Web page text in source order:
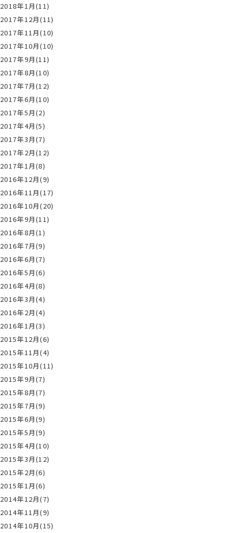
2018年1月(11)
2017年12月(11)
2017年11月(10)
2017年10月(10)
2017年9月(11)
2017年8月(10)
2017年7月(12)
2017年6月(10)
2017年5月(2)
2017年4月(5)
2017年3月(7)
2017年2月(12)
2017年1月(8)
2016年12月(9)
2016年11月(17)
2016年10月(20)
2016年9月(11)
2016年8月(1)
2016年7月(9)
2016年6月(7)
2016年5月(6)
2016年4月(8)
2016年3月(4)
2016年2月(4)
2016年1月(3)
2015年12月(6)
2015年11月(4)
2015年10月(11)
2015年9月(7)
2015年8月(7)
2015年7月(9)
2015年6月(9)
2015年5月(9)
2015年4月(10)
2015年3月(12)
2015年2月(6)
2015年1月(6)
2014年12月(7)
2014年11月(9)
2014年10月(15)